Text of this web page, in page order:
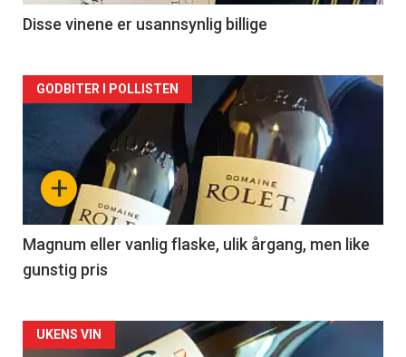
2
Disse vinene er usannsynlig billige
Forsiden
akkurat
nå
3
+
GODBITER I POLLISTEN
Magnum eller vanlig flaske, ulik årgang, men like
gunstig pris
Forsiden
UKENS VIN